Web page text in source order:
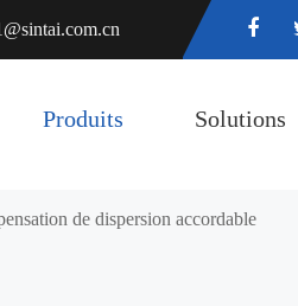
Produits Solutions
de dispersion accordable